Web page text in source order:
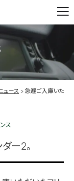
ュース
急遽ご入庫いた
ス
ー2。